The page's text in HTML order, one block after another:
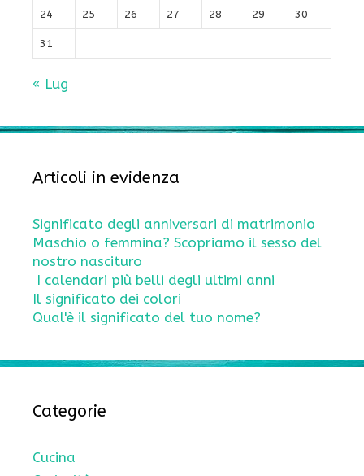
24 25 26 27 28 29 30
31
« Lug
Articoli in evidenza
Significato degli anniversari di matrimonio
Maschio o femmina? Scopriamo il sesso del
nostro nascituro
I calendari più belli degli ultimi anni
Il significato dei colori
Qual'è il significato del tuo nome?
Categorie
Cucina